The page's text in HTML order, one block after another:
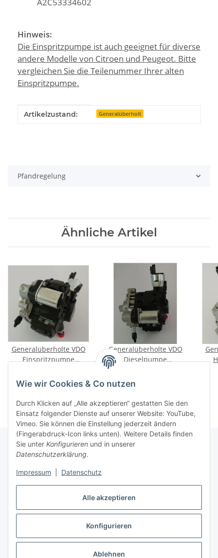
Alle akzeptieren
Konfigurieren
Ablehnen
Wie wir Cookies & Co nutzen
Durch Klicken auf „Alle akzeptieren“ gestatten Sie den
Einsatz folgender Dienste auf unserer Website: YouTube,
Vimeo. Sie können die Einstellung jederzeit ändern
(Fingerabdruck-Icon links unten). Weitere Details finden
Sie unter Konfigurieren und in unserer
Datenschutzerklärung.
Impressum Datenschutz
Hinweis:
Die Einspritzpumpe ist auch geeignet für diverse
andere Modelle von Citroen und Peugeot. Bitte
vergleichen Sie die Teilenummer Ihrer alten
Einspritzpumpe.
Produkteigenschaft
Wert
Artikelzustand: Generalüberholt
Pfandregelung
Ähnliche Artikel
Generalüberholte VDO
Einspritzpumpe
807 2.0 HDi 88/100KW
120/136PS
Generalüberholte VDO
Dieselpumpe
5WS40809Z für Citroen
C5 II 2.0 HDi 2004-2019
100kW 136PS
Vertrag widerrufen
* Alle Preise inkl. gesetzlicher USt.